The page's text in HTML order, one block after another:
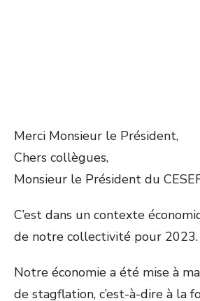
Merci Monsieur le Président,
Chers collègues,
Monsieur le Président du
C’est dans un contexte
de notre collectivité pour 2023.
Notre économie a été mise à
de stagflation, c’est-à-dire à la